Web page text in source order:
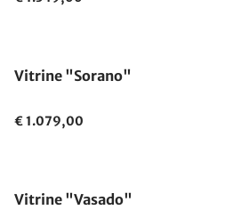
Vitrine "Sorano"
€ 1.079,00
Vitrine "Vasado"